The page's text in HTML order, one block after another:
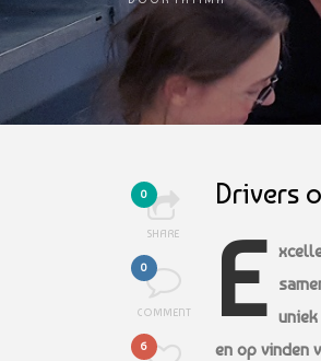
0
SHARE
0
COMMENT
6
Drivers
E
en op vinden